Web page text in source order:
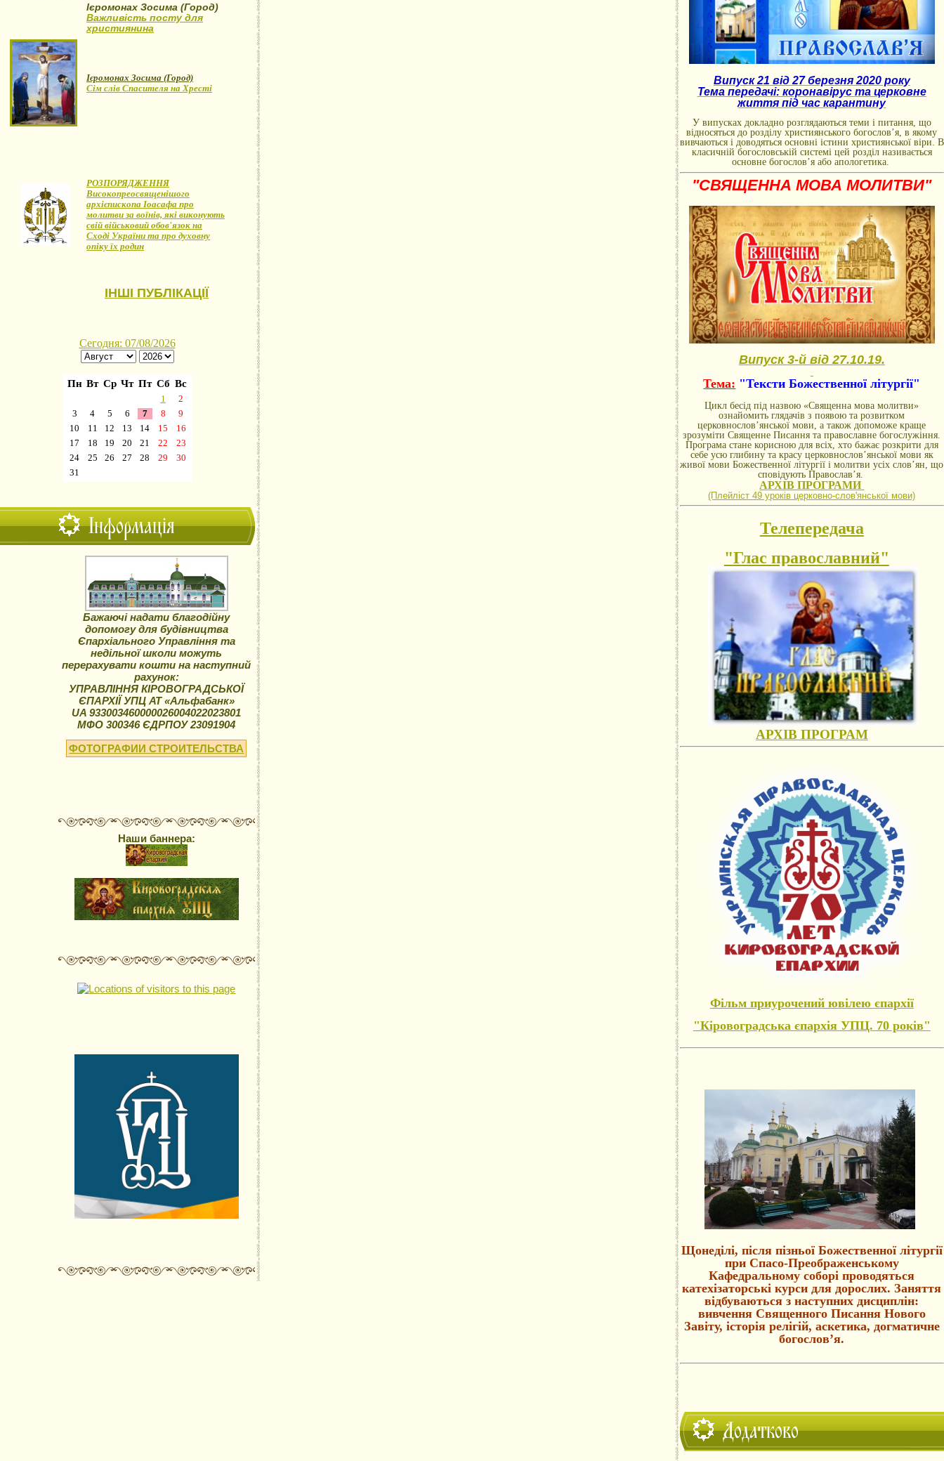
Випуск 21 від 27 березня 2020 року
Тема передачі: коронавірус та церковне
життя під час карантину
У випусках докладно розглядаються теми і питання, що
відносяться до розділу християнського богослов’я, в якому
вивчаються і доводяться основні істини християнської віри. В
класичній богословській системі цей розділ називається
основне богослов’я або апологетика.
"СВЯЩЕННА МОВА МОЛИТВИ"
Випуск 3-й від 27.10.19.
Тема: "Тексти Божественної літургії"
Цикл бесід під назвою «Священна мова молитви»
ознайомить глядачів з появою та розвитком
церковнослов’янської мови, а також допоможе краще
зрозуміти Священне Писання та православне богослужіння.
Програма стане корисною для всіх, хто бажає розкрити для
себе усю глибину та красу церковнослов’янської мови як
живої мови Божественної літургії і молитви усіх слов’ян, що
сповідують Православ’я.
АРХІВ ПРОГРАМИ
(Плейліст 49 уроків церковно-словꞌянської мови)
Телепередача
"Глас православний"
АРХІВ ПРОГРАМ
Фільм приурочений ювілею єпархії
"Кіровоградська єпархія УПЦ. 70 років"
Щонеділі, після пізньої Божественної літургії
при Спасо-Преображенському
Кафедральному соборі проводяться
катехізаторські курси для дорослих. Заняття
відбуваються з наступних дисциплін:
вивчення Священного Писання Нового
Завіту, історія релігій, аскетика, догматичне
богослов’я.
Додатково
Ієромонах Зосима (Город)
Важливість посту для
християнина
Ієромонах Зосима (Город)
Сім слів Спасителя на Хресті
РОЗПОРЯДЖЕННЯ
Високопреосвященішого
архієпископа Іоасафа про
молитви за воїнів, які виконують
свій військовий обов'язок на
Сході України та про духовну
опіку їх родин
ІНШІ ПУБЛІКАЦІЇ
Інформація
Бажаючі надати благодійну
допомогу для будівництва
Єпархіального Управління та
недільної школи можуть
перерахувати кошти на наступний
рахунок:
УПРАВЛІННЯ КІРОВОГРАДСЬКОЇ
ЄПАРХІЇ УПЦ АТ «Альфабанк»
UA 933003460000026004022023801
МФО 300346 ЄДРПОУ 23091904
ФОТОГРАФИИ СТРОИТЕЛЬСТВА
Наши баннера: